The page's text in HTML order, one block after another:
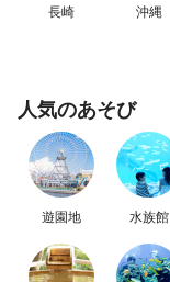
長崎 沖縄
人気のあそび
遊園地 水族館